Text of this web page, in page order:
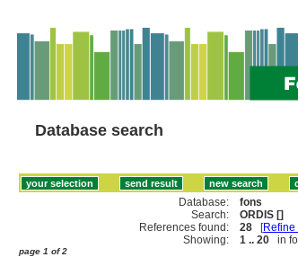
Database search
Database:
fons
Search:
ORDIS []
References found:
28 [Refine
Showing:
1 .. 20 in
page 1 of 2